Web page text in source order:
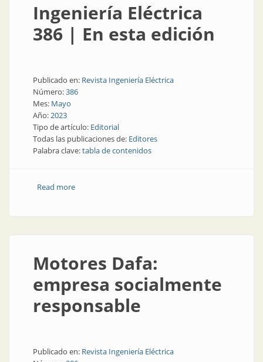
Ingeniería Eléctrica
386 | En esta edición
Publicado en: Revista Ingeniería Eléctrica
Número:386
Mes: Mayo
Año:2023
Tipo de artículo: Editorial
Todas las publicaciones de: Editores
Palabra clave:tabla de contenidos
Read moreabout Ingeniería Eléctrica 386 | En esta edición
Motores Dafa:
empresa socialmente
responsable
Publicado en: Revista Ingeniería Eléctrica